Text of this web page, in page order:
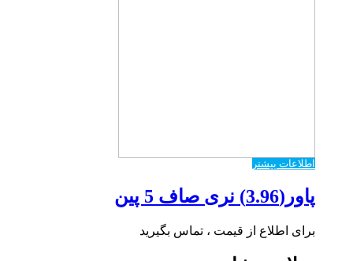
اطلاعات بیشتر
پاور(3.96) نری صاف 5 پین
برای اطلاع از قیمت ، تماس بگیرید